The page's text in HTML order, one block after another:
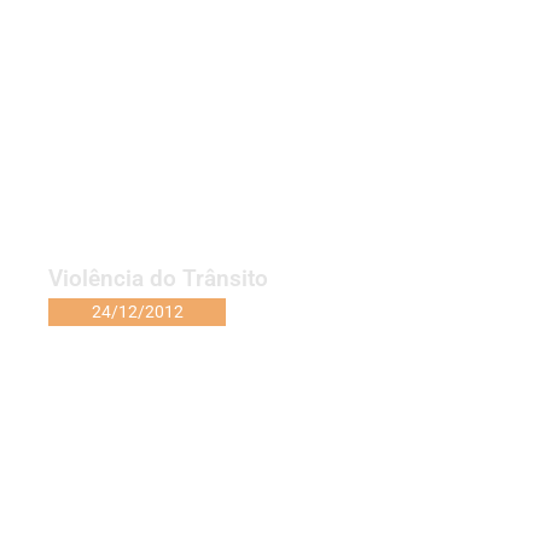
Violência do Trânsito
24/12/2012